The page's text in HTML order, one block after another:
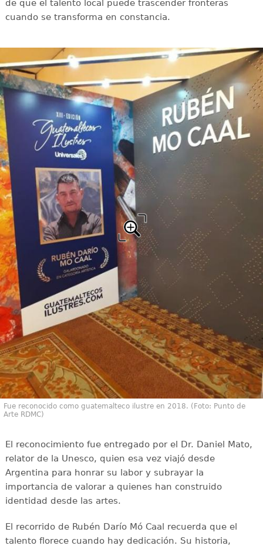
de que el talento local puede trascender fronteras
cuando se transforma en constancia.
Fue reconocido como guatemalteco ilustre en 2018. (Foto: Punto de
Arte RDMC)
El reconocimiento fue entregado por el Dr. Daniel Mato,
relator de la Unesco, quien esa vez viajó desde
Argentina para honrar su labor y subrayar la
importancia de valorar a quienes han construido
identidad desde las artes.
El recorrido de Rubén Darío Mó Caal recuerda que el
talento florece cuando hay dedicación. Su historia,